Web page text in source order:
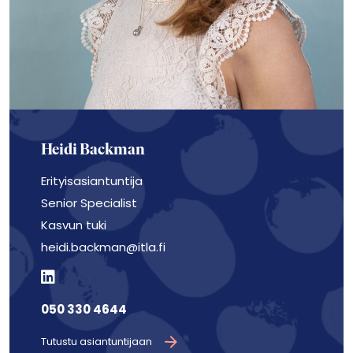
Heidi Backman
Erityisasiantuntija
Senior Specialist
Kasvun tuki
heidi.backman@itla.fi
050 330 4644
Tutustu asiantuntijaan